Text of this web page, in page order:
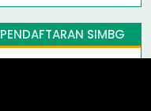
PENDAFTARAN SIMBG